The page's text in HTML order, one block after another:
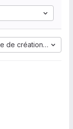
de création la plus